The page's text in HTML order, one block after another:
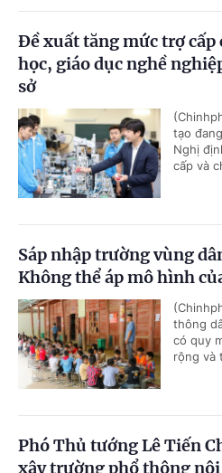
Đề xuất tăng mức trợ cấp
học, giáo dục nghề
sở
tạo
Nghị
cấp và
Sáp nhập trường vùng
Không thể áp mô hình
thông
có quy
rộng và
Phó Thủ tướng Lê Tiến
xây trường phổ thông